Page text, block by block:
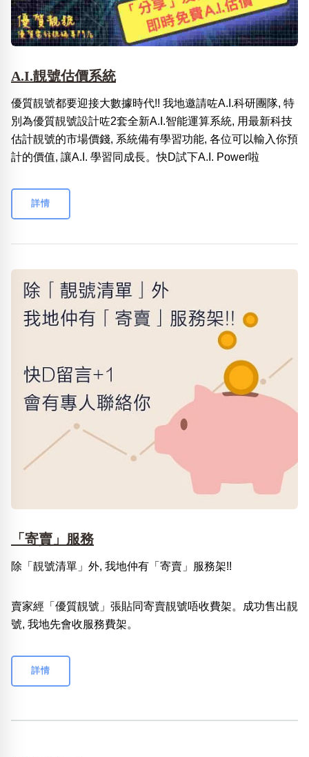
A.I.靚號估價系統
優質靚號都要迎接大數據時代!! 我地邀請咗A.I.科研團隊, 特
別為優質靚號設計咗2套全新A.I.智能運算系統, 用最新科技
估計靚號的市場價錢, 系統備有學習功能, 各位可以輸入你預
計的價值, 讓A.I. 學習同成長。快D試下A.I. Power啦
詳情
「寄賣」服務
除「靚號清單」外, 我地仲有「寄賣」服務架!!
賣家經「優質靚號」張貼同寄賣靚號唔收費架。成功售出靚
號, 我地先會收服務費架。
詳情